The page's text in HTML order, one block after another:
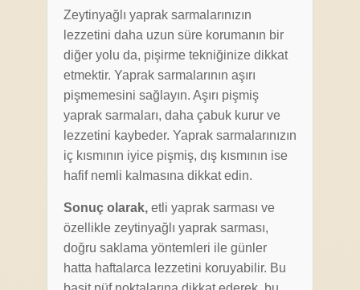
Zeytinyağlı yaprak sarmalarınızın
lezzetini daha uzun süre korumanın bir
diğer yolu da, pişirme tekniğinize dikkat
etmektir. Yaprak sarmalarının aşırı
pişmemesini sağlayın. Aşırı pişmiş
yaprak sarmaları, daha çabuk kurur ve
lezzetini kaybeder. Yaprak sarmalarınızın
iç kısmının iyice pişmiş, dış kısmının ise
hafif nemli kalmasına dikkat edin.
Sonuç olarak,etli yaprak sarması ve
özellikle zeytinyağlı yaprak sarması,
doğru saklama yöntemleri ile günler
hatta haftalarca lezzetini koruyabilir. Bu